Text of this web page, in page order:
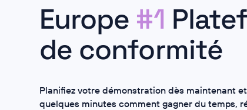
Europe #1
de conformité
Planifiez votre démonstration dès maintenant
quelques minutes comment gagner du temps,